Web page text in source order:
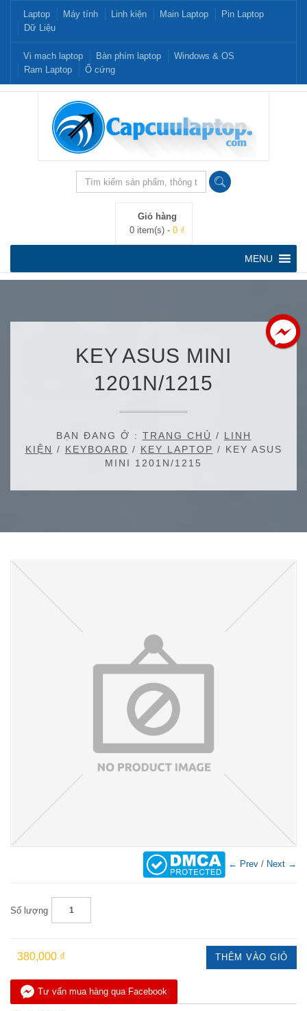
Laptop Máy tính Linh kiện Main Laptop
Pin Laptop
Dữ Liệu
Vi mạch laptop Bàn phím laptop
Windows & OS
Ram Laptop
Ổ cứng
Giỏ hàng
0 item(s) - 0 ₫
KEY ASUS MINI
1201N/1215
BẠN ĐANG Ở : TRANG CHỦ / LINH
KIỆN / KEYBOARD / KEY LAPTOP / KEY ASUS
MINI 1201N/1215
← Prev / Next →
Số lượng
380,000 ₫ THÊM VÀO GIỎ
Tư vấn mua hàng qua Facebook